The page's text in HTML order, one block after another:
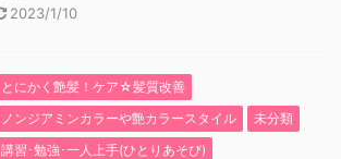
2023/1/10
とにかく艶髪！ケア☆髪質改善
ノンジアミンカラーや艶カラースタイル
未分類
講習･勉強･一人上手(ひとりあそび)